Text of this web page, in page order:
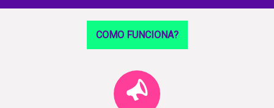
COMO FUNCIONA?